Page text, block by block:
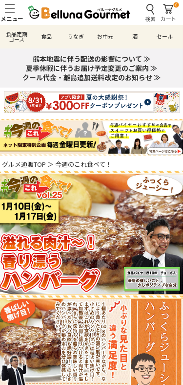
検索
0
カート
食品定期
コース 食品 うなぎ お中元 酒 セール
熊本地震に伴う配送の影響について ≫
夏季休暇に伴うお届け予定変更のご案内 ≫
クール代金・離島追加送料改定のお知らせ ≫
グルメ通販TOP ＞ 今週のこれ食べて！